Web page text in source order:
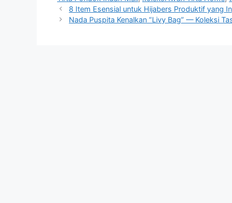
8 Item Esensial untuk Hijabers Produktif yang
Nada Puspita Kenalkan “Livy Bag” — Koleksi